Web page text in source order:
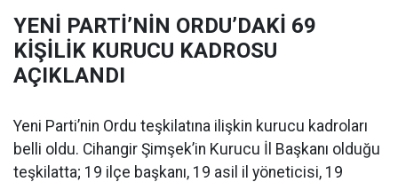
YENİ PARTİ’NİN ORDU’DAKİ 69
KİŞİLİK KURUCU KADROSU
AÇIKLANDI
Yeni Parti’nin Ordu teşkilatına ilişkin kurucu kadroları
belli oldu. Cihangir Şimşek’in Kurucu İl Başkanı olduğu
teşkilatta; 19 ilçe başkanı, 19 asil il yöneticisi, 19